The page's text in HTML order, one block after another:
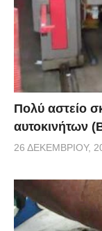
Πολύ αστείο
αυτοκινήτων
26 ΔΕΚΕΜΒΡΊΟΥ,